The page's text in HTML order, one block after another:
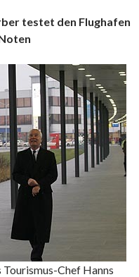
testet den Flughafen
Chef Hanns